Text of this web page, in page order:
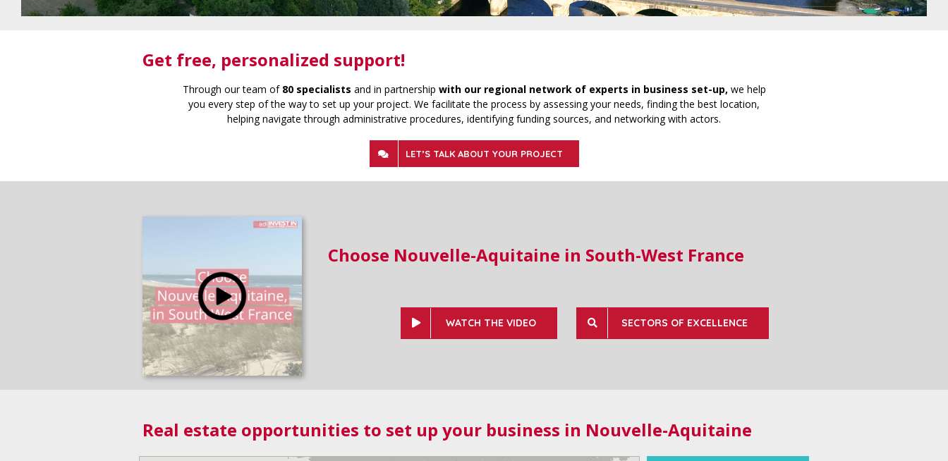
Get free, personalized support!
Through our team of 80 specialists and in partnership with our regional network of experts in business set-up, we help
you every step of the way to set up your project. We facilitate the process by assessing your needs, finding the best location,
helping navigate through administrative procedures, identifying funding sources, and networking with actors.
LET’S TALK ABOUT YOUR PROJECT
Choose Nouvelle-Aquitaine in South-West France
WATCH THE VIDEO SECTORS OF EXCELLENCE
Real estate opportunities to set up your business in Nouvelle-Aquitaine